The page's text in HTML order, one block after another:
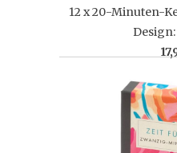
12 x 20-Minuten-